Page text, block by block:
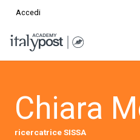
Accedi
Chiara
ricercatrice SISSA